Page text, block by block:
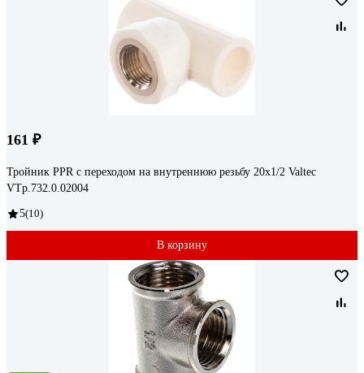
161 ₽
Тройник PPR с переходом на внутреннюю резьбу 20х1/2 Valtec
VTp.732.0.02004
5(10)
В корзину